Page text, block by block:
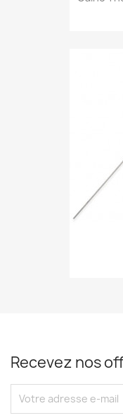
Recevez nos